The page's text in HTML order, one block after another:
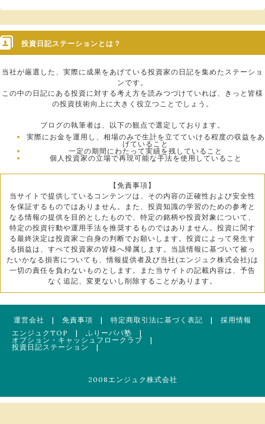
投資日記ステーションとは？
当社が厳選した、実際に成果をあげている投資家の日記を集めたステーショ
ンです。
この中の日記にある投資に対する考え方を読みつづけていれば、きっと皆様
の投資技術向上に大きく役立つことでしょう。
ブログの執筆者は、以下の観点で選定しております。
実際にお金を運用し、相場のみで生計を立てていける程度の収益をあ
げていること
一定の期間にわたって実績を残していること
個人投資家の立場で再現可能な手法を使用していること
【免責事項】
当サイトで提供しているコンテンツは、その内容の正確性および安全性
を保証するものではありません。また、投資知識の学習のための参考と
なる情報の提供を目的としたもので、特定の銘柄や投資対象について、
特定の投資行動や運用手法を推奨するものではありません。投資に関す
る最終決定は投資家ご自身の判断でお願いします。投資によって発生す
る損益は、すべて投資家の皆様へ帰属します。当該情報に基づいて被っ
たいかなる損害についても、情報提供者及び当社(エンジュク株式会社)は
一切の責任を負わないものとします。また当サイトの記載内容は、予告
なく追記、変更ないし削除することがあります。
運営会社 | 免責事項 | 特定商取引法に基づく表記 | 採用情報
エンジュクTOP
| ふりーパパ塾 |
オプション・キャッシュフロークラブ |
投資日記ステーション
|
2008エンジュク株式会社